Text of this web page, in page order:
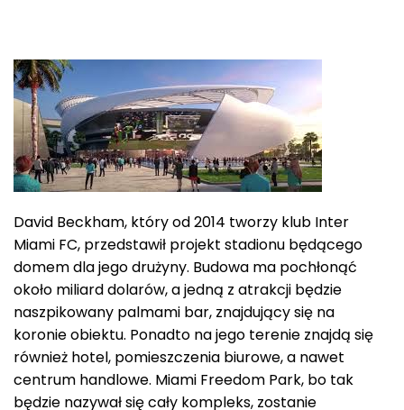
David Beckham, który od 2014 tworzy klub Inter
Miami FC, przedstawił projekt stadionu będącego
domem dla jego drużyny. Budowa ma pochłonąć
około miliard dolarów, a jedną z atrakcji będzie
naszpikowany palmami bar, znajdujący się na
koronie obiektu. Ponadto na jego terenie znajdą się
również hotel, pomieszczenia biurowe, a nawet
centrum handlowe. Miami Freedom Park, bo tak
będzie nazywał się cały kompleks, zostanie